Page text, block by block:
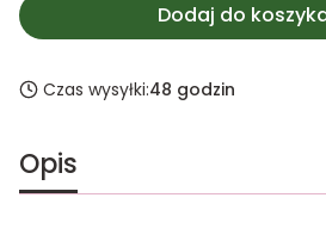
Dodaj do
Czas wysyłki:48 godzin
Opis